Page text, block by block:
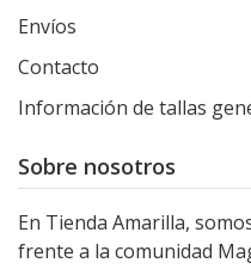
Envíos
Contacto
Información de tallas
Sobre nosotros
En Tienda Amarilla,
frente a la comunidad